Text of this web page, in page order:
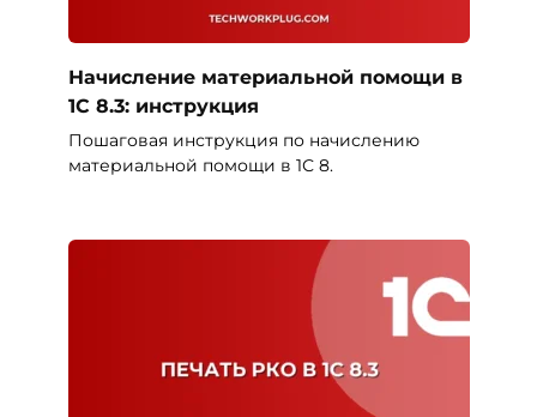
Начисление материальной помощи в
1С 8.3: инструкция
Пошаговая инструкция по начислению
материальной помощи в 1С 8.